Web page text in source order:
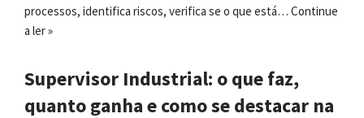
processos, identifica riscos, verifica se o que está… Continue
a ler »
Supervisor Industrial: o que faz,
quanto ganha e como se destacar na